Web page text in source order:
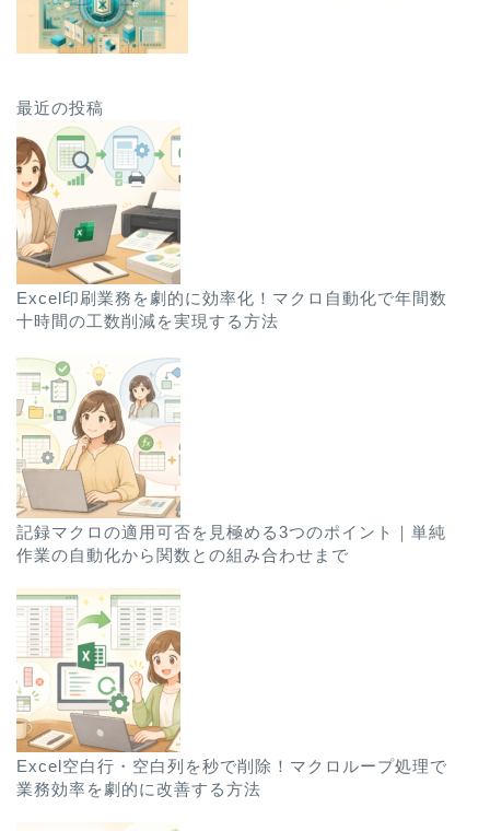
最近の投稿
Excel印刷業務を劇的に効率化！マクロ自動化で年間数
十時間の工数削減を実現する方法
記録マクロの適用可否を見極める3つのポイント｜単純
作業の自動化から関数との組み合わせまで
Excel空白行・空白列を秒で削除！マクロループ処理で
業務効率を劇的に改善する方法